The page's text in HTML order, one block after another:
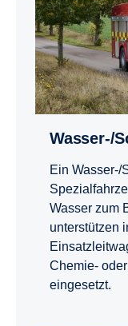
Ein Wasser-/
Wasser zum
unterstützen
Chemie-
eingesetzt.